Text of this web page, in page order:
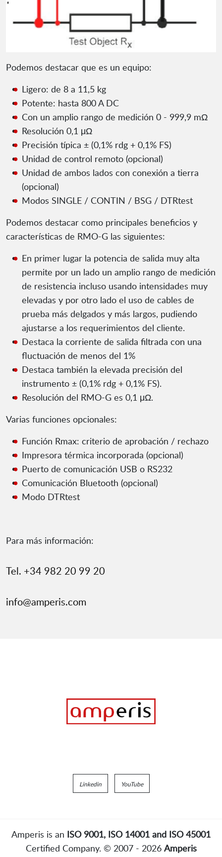
Podemos destacar que es un equipo:
Ligero: de 8 a 11,5 kg
Potente: hasta 800 A DC
Con un amplio rango de medición 0 - 999,9 mΩ
Resolución 0,1 μΩ
Precisión típica ± (0,1% rdg + 0,1% FS)
Unidad de control remoto (opcional)
Unidad de ambos lados con conexión a tierra
(opcional)
Modos SINGLE / CONTIN / BSG / DTRtest
Podemos destacar como principales beneficios y
características de RMO-G las siguientes:
En primer lugar la potencia de salida muy alta
permite por un lado un amplio rango de medición
de resistencia incluso usando intensidades muy
elevadas y por otro lado el uso de cables de
prueba más delgados y más largos, pudiendo
ajustarse a los requerimientos del cliente.
Destaca la corriente de salida filtrada con una
fluctuación de menos del 1%
Destaca también la elevada precisión del
instrumento ± (0,1% rdg + 0,1% FS).
Resolución del RMO-G es 0,1 μΩ.
Varias funciones opcionales:
Función Rmax: criterio de aprobación / rechazo
Impresora térmica incorporada (opcional)
Puerto de comunicación USB o RS232
Comunicación Bluetooth (opcional)
Modo DTRtest
Para más información:
Tel. +34 982 20 99 20
info@amperis.com
Linkedin YouTube
Amperis is an ISO 9001, ISO 14001 and ISO 45001
Certified Company. © 2007 - 2026 Amperis